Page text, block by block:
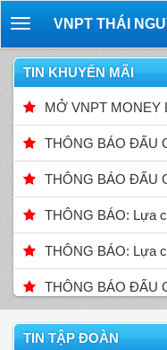
Toggle
navigation
VNPT THÁI
TIN KHUYẾN MÃI
MỞ VNPT MONEY
THÔNG BÁO ĐẤU
THÔNG BÁO ĐẤU
THÔNG BÁO: Lựa
THÔNG BÁO: Lựa
THÔNG BÁO ĐẤU
TIN TẬP ĐOÀN